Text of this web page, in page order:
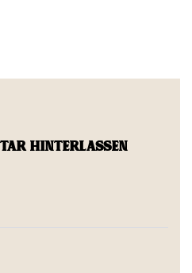
HINTERLASSEN